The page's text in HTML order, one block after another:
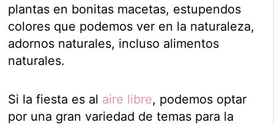
plantas en bonitas macetas, estupendos
colores que podemos ver en la naturaleza,
adornos naturales, incluso alimentos
naturales.
Si la fiesta es al aire libre, podemos optar
por una gran variedad de temas para la